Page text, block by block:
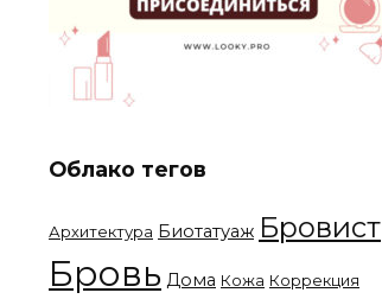
Облако тегов
Архитектура Биотатуаж Бровист
Бровь Дома Кожа Коррекция